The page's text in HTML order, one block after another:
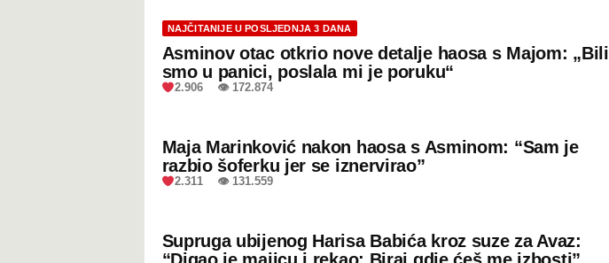
NAJČITANIJE U POSLJEDNJA 3 DANA
Asminov otac otkrio nove detalje haosa s Majom: „Bili
smo u panici, poslala mi je poruku“
2.906 👁 172.874
Maja Marinković nakon haosa s Asminom: “Sam je
razbio šoferku jer se iznervirao”
2.311 👁 131.559
Supruga ubijenog Harisa Babića kroz suze za Avaz: